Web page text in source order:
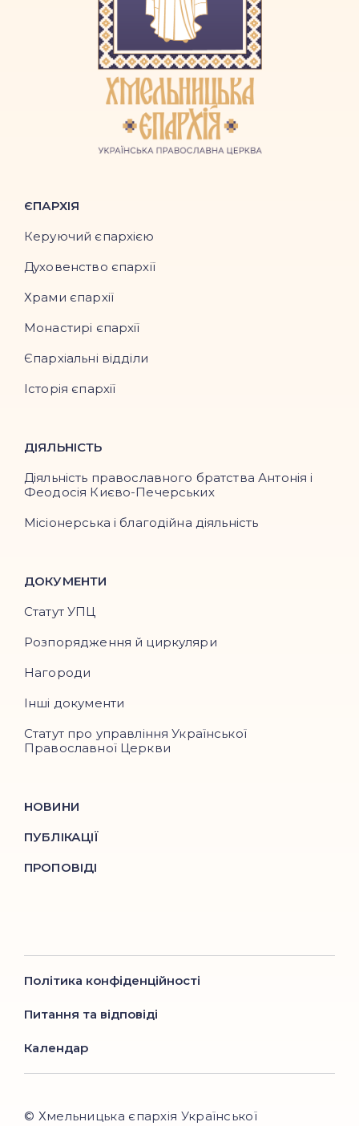
ЄПАРХІЯ
Керуючий єпархією
Духовенство єпархії
Храми єпархії
Монастирі єпархії
Єпархіальні відділи
Історія єпархії
ДІЯЛЬНІСТЬ
Діяльність православного братства Антонія і
Феодосія Києво-Печерських
Місіонерська і благодійна діяльність
ДОКУМЕНТИ
Статут УПЦ
Розпорядження й циркуляри
Нагороди
Інші документи
Статут про управління Української
Православної Церкви
НОВИНИ
ПУБЛІКАЦІЇ
ПРОПОВІДІ
Політика конфіденційності
Питання та відповіді
Календар
© Хмельницька єпархія Української